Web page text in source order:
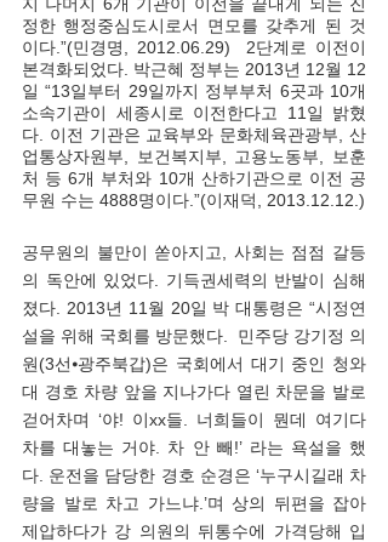
정한 행정중심도시로서 면모를 갖추게 된 것
이다.”(민경명, 2012.06.29)  2단계로 이전이
본격화되었다. 박근혜 정부는 2013년 12월 12
일 “13일부터 29일까지 정부부처 6곳과 10개
소속기관이 세종시로 이전한다고 11일 밝혔
다. 이전 기관은 교육부와 문화체육관광부, 산
업통상자원부, 보건복지부, 고용노동부, 보훈
처 등 6개 부처와 10개 산하기관으로 이전 공
공무원의 불만이 쏟아지고, 사회는 점점 갈등
의 독안에 있었다. 기득권세력의 반발이 심해
졌다. 2013년 11월 20일 박 대통령은 “시정연
설을 위해 국회를 방문했다.  민주당 강기정 의
원(3선⦁광주북갑)은 국회에서 대기 중인 청와
대 경호 차량 앞을 지나가다 열린 차문을 발로
걷어차며 ‘야! 이xx들. 너희들이 뭔데 여기다
차를 대놓는 거야. 차 안 빼!’ 라는 욕설을 했
다. 운전을 담당한 경호 순경은 ‘누구시길래 차
량을 발로 차고 가느냐.’며 상의 뒤편을 잡아
제압하다가 강 의원의 뒤통수에 가격당해 입